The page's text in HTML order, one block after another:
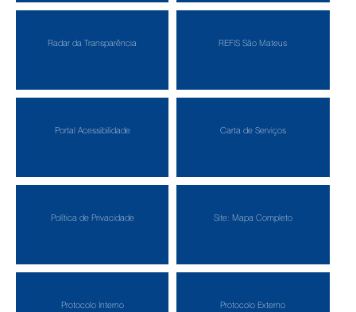
Radar da Transparência REFIS São Mateus
Portal Acessibilidade Carta de Serviços
Política de Privacidade Site: Mapa Completo
Protocolo Interno Protocolo Externo